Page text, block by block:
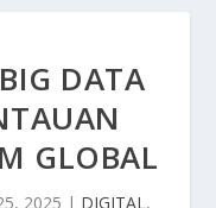
DATA
GLOBAL
2025 | DIGITAL,